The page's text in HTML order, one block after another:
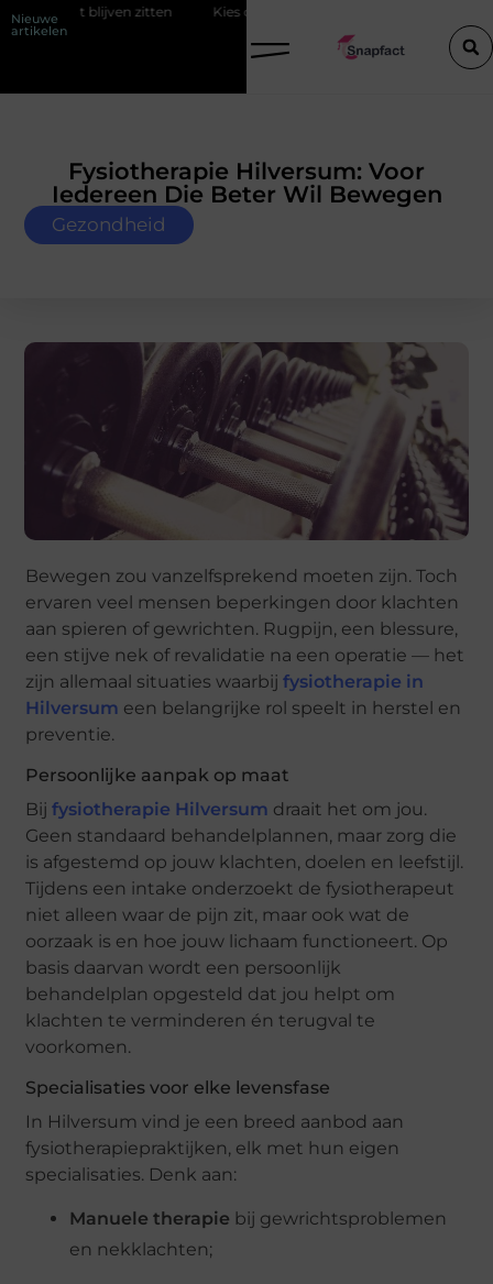
Nieuwe
artikelen
Kies de perfecte tussenjas voor heren
Fysiotherapie Hilversum: Voor
Iedereen Die Beter Wil Bewegen
Gezondheid
Bewegen zou vanzelfsprekend moeten zijn. Toch
ervaren veel mensen beperkingen door klachten
aan spieren of gewrichten. Rugpijn, een blessure,
een stijve nek of revalidatie na een operatie — het
zijn allemaal situaties waarbijfysiotherapie in
Hilversum een belangrijke rol speelt in herstel en
preventie.
Persoonlijke aanpak op maat
Bijfysiotherapie Hilversum draait het om jou.
Geen standaard behandelplannen, maar zorg die
is afgestemd op jouw klachten, doelen en leefstijl.
Tijdens een intake onderzoekt de fysiotherapeut
niet alleen waar de pijn zit, maar ook wat de
oorzaak is en hoe jouw lichaam functioneert. Op
basis daarvan wordt een persoonlijk
behandelplan opgesteld dat jou helpt om
klachten te verminderen én terugval te
voorkomen.
Specialisaties voor elke levensfase
In Hilversum vind je een breed aanbod aan
fysiotherapiepraktijken, elk met hun eigen
specialisaties. Denk aan:
Manuele therapie bij gewrichtsproblemen
en nekklachten;